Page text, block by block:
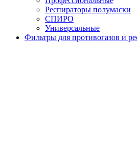
Респираторы полумаски
СПИРО
Универсальные
Фильтры для противогазов и